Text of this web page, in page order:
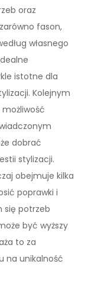
oraz
fason,
własnego
istotne dla
Kolejnym
dobrać
stylizacji.
obejmuje kilka
poprawki i
się potrzeb
być wyższy
to za
na unikalność